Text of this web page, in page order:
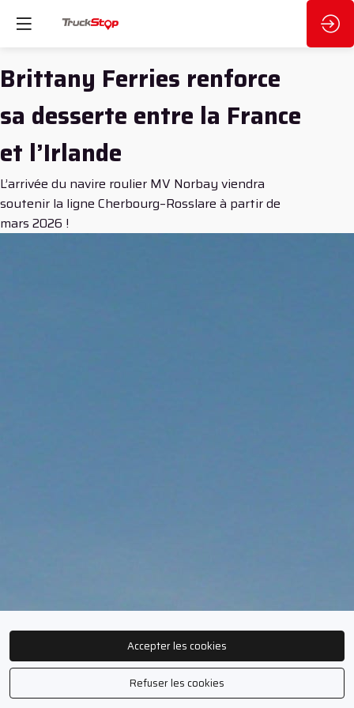
Brittany Ferries renforce
sa desserte entre la France
et l’Irlande
L’arrivée du navire roulier MV Norbay viendra
soutenir la ligne Cherbourg–Rosslare à partir de
mars 2026 !
Accepter les cookies
Refuser les cookies